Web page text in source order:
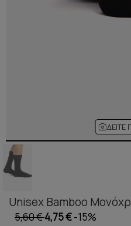
ΔΕΊΤΕ
Unisex Bamboo
5,60 €4,75 €-15%